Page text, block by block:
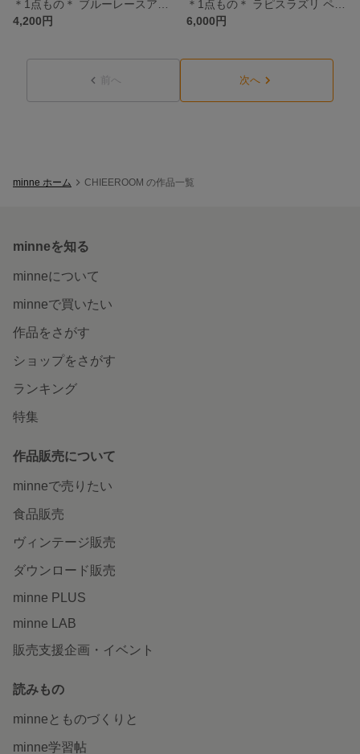
4,200円
6,000円
前へ 次へ
minne ホーム CHIEEROOM の作品一覧
minneを知る
minneについて
minneで買いたい
作品をさがす
ショップをさがす
ランキング
特集
作品販売について
minneで売りたい
食品販売
ヴィンテージ販売
ダウンロード販売
minne PLUS
minne LAB
販売支援企画・イベント
読みもの
minneとものづくりと
minne学習帖